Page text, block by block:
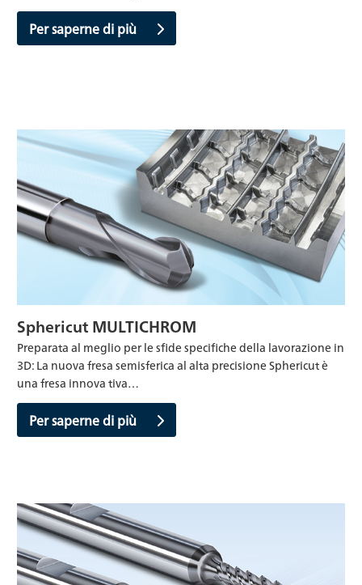
Per saperne di più
Sphericut MULTICHROM
Preparata al meglio per le sfide specifiche della lavorazione in
3D: La nuova fresa semisferica al alta precisione Sphericut è
una fresa innova tiva…
Per saperne di più